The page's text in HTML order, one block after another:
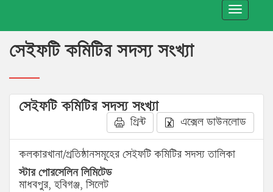
Toggle
সেইফটি কমিটির সদস্য সংখ্যা
সেইফটি কমিটির সদস্য সংখ্যা
প্রিন্ট এক্সেল ডাউনলোড
কলকারখানা/প্রতিষ্ঠানসমূহের সেইফটি কমিটির সদস্য তালিকা
স্টার পোরসেলিন লিমিটেড
মাধবপুর, হবিগঞ্জ, সিলেট